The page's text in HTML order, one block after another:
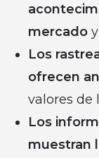
mercado
Los
ofrecen
valores de
Los
muestran